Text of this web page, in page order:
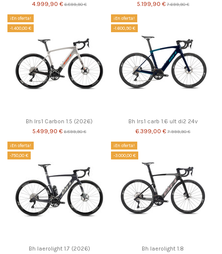
4.999,90 €6.899,90 €
5.199,90 €7.699,90 €
¡En oferta!
-1.400,00 €
Bh Irs1 Carbon 1.5 (2026)
5.499,90 € 6.899,90 €
¡En oferta!
-1.600,90 €
Bh Irs1 carb 1.6 ult di2 24v
6.399,00 € 7.999,90 €
¡En oferta!
-750,00 €
Bh Iaerolight 1.7 (2026)
¡En oferta!
-3.000,00 €
Bh Iaerolight 1.8